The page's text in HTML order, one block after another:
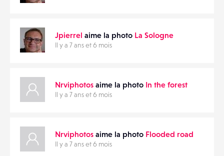
Jpierrel aime la photo La Sologne
Il y a 7 ans et 6 mois
Nrviphotos aime la photo In the forest
Il y a 7 ans et 6 mois
Nrviphotos aime la photo Flooded road
Il y a 7 ans et 6 mois